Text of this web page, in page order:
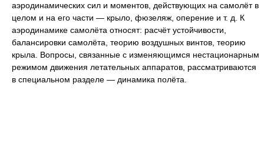
аэродинамических сил и моментов, действующих на самолёт в
целом и на его части — крыло, фюзеляж, оперение и т. д. К
аэродинамике самолёта относят: расчёт устойчивости,
балансировки самолёта, теорию воздушных винтов, теорию
крыла. Вопросы, связанные с изменяющимся нестационарным
режимом движения летательных аппаратов, рассматриваются
в специальном разделе — динамика полёта.